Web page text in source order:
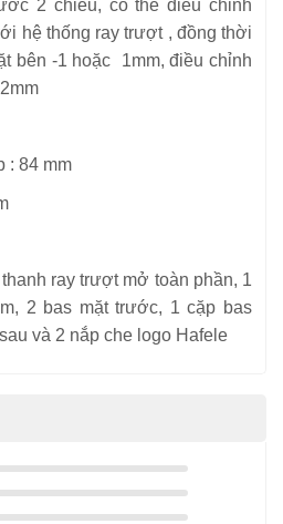
2 chiều, có thể điều chỉnh
hệ thống ray trượt , đồng thời
bên -1 hoặc 1mm, điều chỉnh
: 84 mm
ray trượt mở toàn phần, 1
2 bas mặt trước, 1 cặp bas
và 2 nắp che logo Hafele